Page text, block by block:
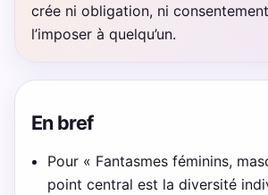
crée ni obligation, ni
l’imposer à quelqu’un.
En bref
Pour « Fantasmes féminins,
point central est la diversité